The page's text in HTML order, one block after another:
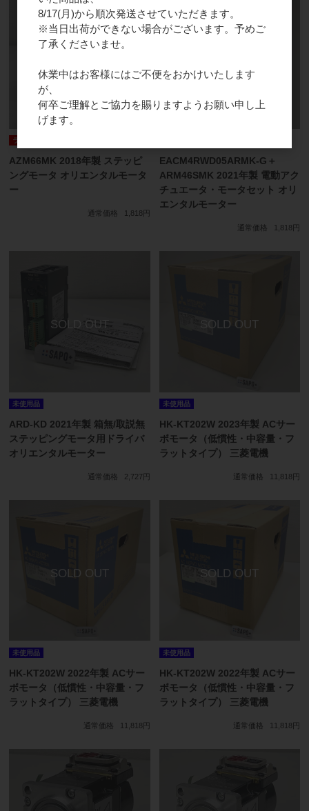
ランクA
AZM66MK 2018年製 ステッピ
ングモータ オリエンタルモータ
ー
通常価格 1,818円
EACM4RWD05ARMK-G＋
ARM46SMK 2021年製 電動アク
チュエータ・モータセット オリ
エンタルモーター
通常価格 1,818円
未使用品
ARD-KD 2021年製 箱無/取説無
ステッピングモータ用ドライバ
オリエンタルモーター
通常価格 2,727円
未使用品
HK-KT202W 2023年製 ACサー
ボモータ（低慣性・中容量・フ
ラットタイプ） 三菱電機
通常価格 11,818円
未使用品
HK-KT202W 2022年製 ACサー
ボモータ（低慣性・中容量・フ
ラットタイプ） 三菱電機
通常価格 11,818円
未使用品
HK-KT202W 2022年製 ACサー
ボモータ（低慣性・中容量・フ
ラットタイプ） 三菱電機
通常価格 11,818円
8/17(月)から順次発送させていただきます。
※当日出荷ができない場合がございます。予めご
了承くださいませ。
休業中はお客様にはご不便をおかけいたします
が、
何卒ご理解とご協力を賜りますようお願い申し上
げます。